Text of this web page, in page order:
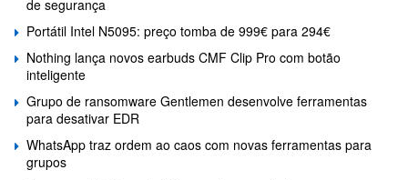
de segurança
Portátil Intel N5095: preço tomba de 999€ para 294€
Nothing lança novos earbuds CMF Clip Pro com botão
inteligente
Grupo de ransomware Gentlemen desenvolve ferramentas
para desativar EDR
WhatsApp traz ordem ao caos com novas ferramentas para
grupos